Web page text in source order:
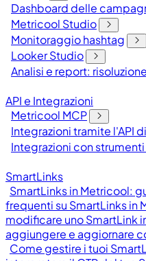
Dashboard delle
Metricool Studio
Monitoraggio hashtag
Looker Studio
Analisi e report:
API e Integrazioni
Metricool MCP
Integrazioni tramite l'API
Integrazioni con
SmartLinks
SmartLinks in Metricool:
frequenti su SmartLinks in
modificare uno SmartLink
aggiungere e aggiornare
Come gestire i tuoi